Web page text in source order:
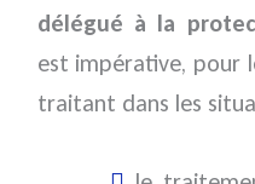
délégué à la
est impérative, pour
traitant dans les